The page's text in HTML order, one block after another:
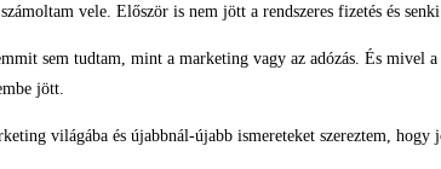
vele. Először is nem jött a rendszeres fizetés és
sem tudtam, mint a marketing vagy az adózás. És
jött.
világába és újabbnál-újabb ismereteket szereztem,